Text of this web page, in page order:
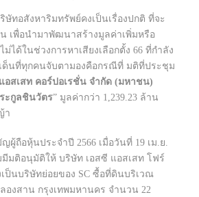
ษัทอสังหาริมทรัพย์คงเป็นเรื่องปกติ ที่จะ
เพื่อนำมาพัฒนาสร้างมูลค่าเพิ่มหรือ
ม่ได้ในช่วงการหาเสียงเลือกตั้ง 66 ที่กำลัง
ด็นที่ทุกคนจับตามองคือกรณีที่ มติที่ประชุม
อสเสท คอร์ปอเรชั่น จำกัด (มหาชน)
ะกูลชินวัตร” มูลค่ากว่า 1,239.23 ล้าน
า
ผู้ถือหุ้นประจำปี 2566 เมื่อวันที่ 19 เม.ย.
มติอนุมัติให้ บริษัท เอสซี แอสเสท โฟร์
เป็นบริษัทย่อยของ SC ซื้อที่ดินบริเวณ
องสาน กรุงเทพมหานคร จำนวน 22